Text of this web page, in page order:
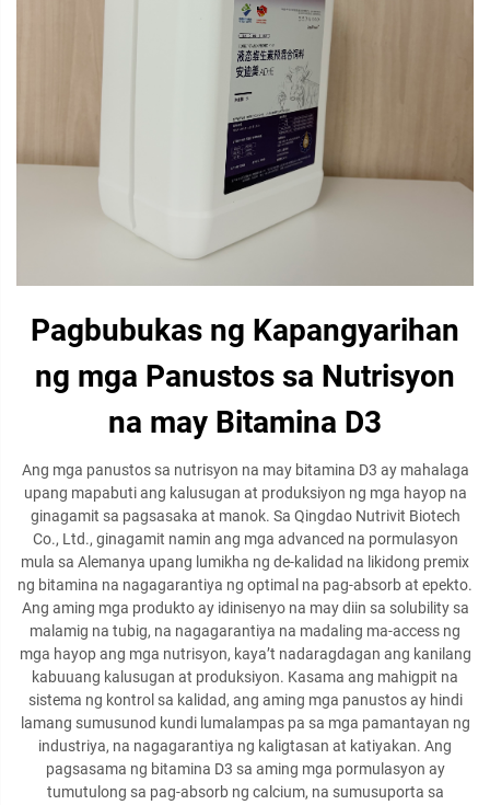
Pagbubukas ng Kapangyarihan
ng mga Panustos sa Nutrisyon
na may Bitamina D3
Ang mga panustos sa nutrisyon na may bitamina D3 ay mahalaga
upang mapabuti ang kalusugan at produksiyon ng mga hayop na
ginagamit sa pagsasaka at manok. Sa Qingdao Nutrivit Biotech
Co., Ltd., ginagamit namin ang mga advanced na pormulasyon
mula sa Alemanya upang lumikha ng de-kalidad na likidong premix
ng bitamina na nagagarantiya ng optimal na pag-absorb at epekto.
Ang aming mga produkto ay idinisenyo na may diin sa solubility sa
malamig na tubig, na nagagarantiya na madaling ma-access ng
mga hayop ang mga nutrisyon, kaya’t nadaragdagan ang kanilang
kabuuang kalusugan at produksiyon. Kasama ang mahigpit na
sistema ng kontrol sa kalidad, ang aming mga panustos ay hindi
lamang sumusunod kundi lumalampas pa sa mga pamantayan ng
industriya, na nagagarantiya ng kaligtasan at katiyakan. Ang
pagsasama ng bitamina D3 sa aming mga pormulasyon ay
tumutulong sa pag-absorb ng calcium, na sumusuporta sa